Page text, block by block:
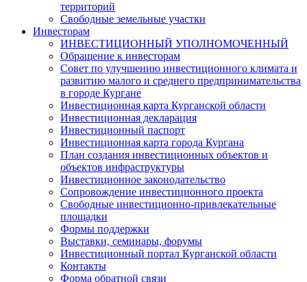
территорий
Свободные земельные участки
Инвесторам
ИНВЕСТИЦИОННЫЙ УПОЛНОМОЧЕННЫЙ
Обращение к инвесторам
Совет по улучшению инвестиционного климата и
развитию малого и среднего предпринимательства
в городе Кургане
Инвестиционная карта Курганской области
Инвестиционная декларация
Инвестиционный паспорт
Инвестиционная карта города Кургана
План создания инвестиционных объектов и
объектов инфраструктуры
Инвестиционное законодательство
Сопровождение инвестиционного проекта
Свободные инвестиционно-привлекательные
площадки
Формы поддержки
Выставки, семинары, форумы
Инвестиционный портал Курганской области
Контакты
Форма обратной связи